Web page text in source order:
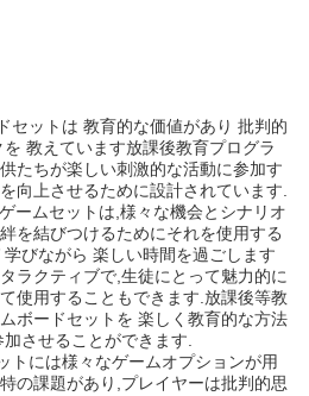
セットは 教育的な価値があり 批判的
教えています放課後教育プログラ
たちが楽しい刺激的な活動に参加す
向上させるために設計されています.
ームセットは,様々な機会とシナリオ
を結びつけるためにそれを使用する
びながら 楽しい時間を過ごします
ラクティブで,生徒にとって魅力的に
使用することもできます.放課後等教
ボードセットを 楽しく教育的な方法
させることができます.
トには様々なゲームオプションが用
の課題があり,プレイヤーは批判的思